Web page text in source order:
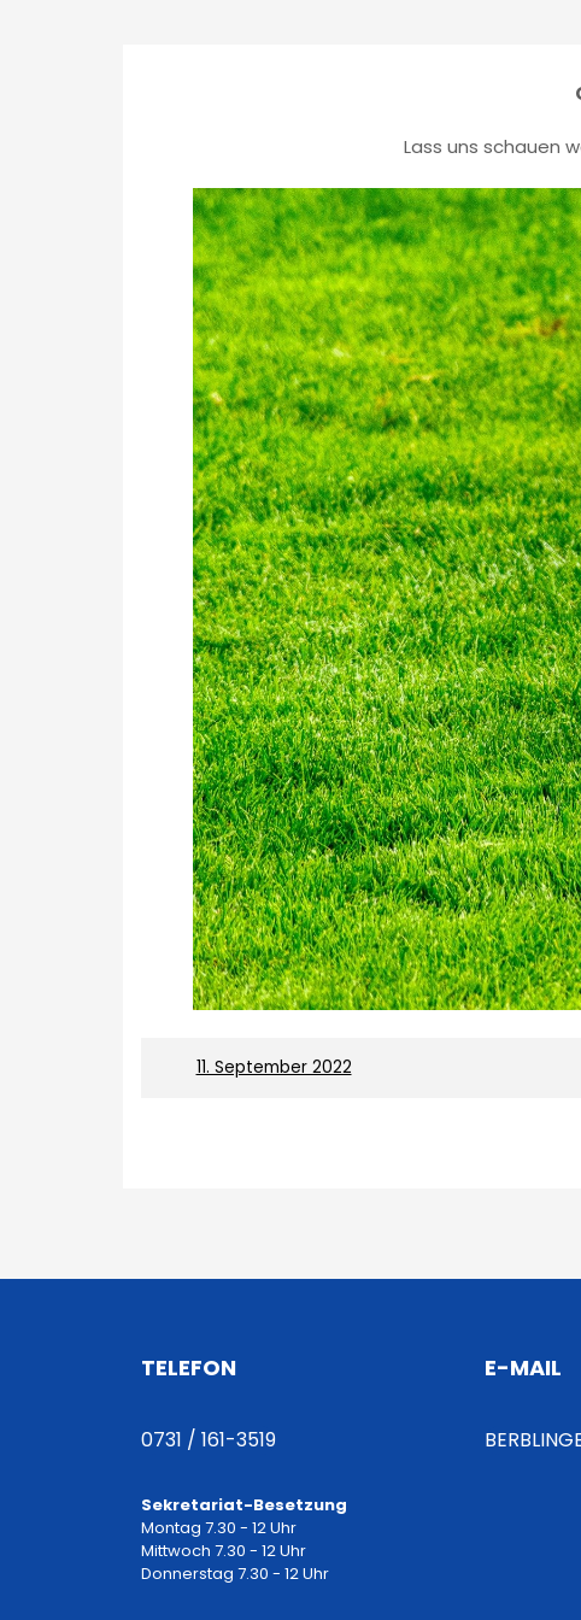
Lass uns schauen
11. September 2022
e
t
r
g
s
TELEFON
0731 / 161-3519
Sekretariat-Besetzung
Montag 7.30 - 12 Uhr
Mittwoch 7.30 - 12 Uhr
Donnerstag 7.30 - 12 Uhr
E-MAIL